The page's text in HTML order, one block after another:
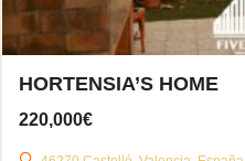
HORTENSIA’S HOME
220,000€